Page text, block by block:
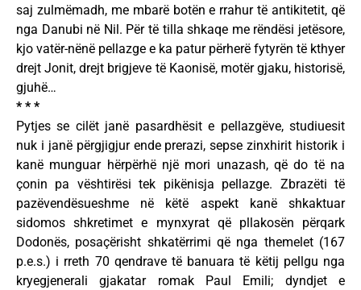
saj zulmëmadh, me mbarë botën e rrahur të antikitetit, që
nga Danubi në Nil. Për të tilla shkaqe me rëndësi jetësore,
kjo vatër-nënë pellazge e ka patur përherë fytyrën të kthyer
drejt Jonit, drejt brigjeve të Kaonisë, motër gjaku, historisë,
gjuhë…
* * *
Pytjes se cilët janë pasardhësit e pellazgëve, studiuesit
nuk i janë përgjigjur ende prerazi, sepse zinxhirit historik i
kanë munguar hërpërhë një mori unazash, që do të na
çonin pa vështirësi tek pikënisja pellazge. Zbrazëti të
pazëvendësueshme në këtë aspekt kanë shkaktuar
sidomos shkretimet e mynxyrat që pllakosën përqark
Dodonës, posaçërisht shkatërrimi që nga themelet (167
p.e.s.) i rreth 70 qendrave të banuara të këtij pellgu nga
kryegjenerali gjakatar romak Paul Emili; dyndjet e